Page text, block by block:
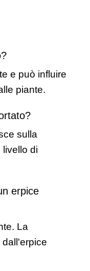
e può influire
piante.
sulla
di
erpice
La